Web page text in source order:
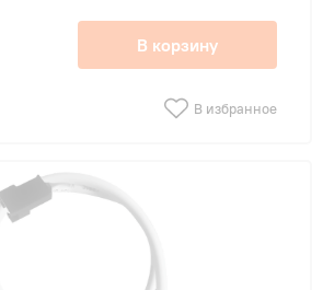
В корзину
В избранное